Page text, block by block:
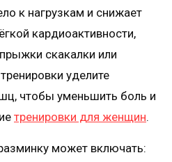
к нагрузкам и снижает
кардиоактивности,
скакалки или
уделите
чтобы уменьшить боль и
тренировки для женщин.
может включать: